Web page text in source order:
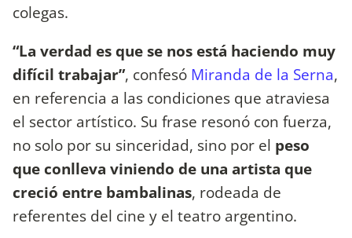
colegas.
“La verdad es que se nos está haciendo muy
difícil trabajar”, confesó Miranda de la Serna,
en referencia a las condiciones que atraviesa
el sector artístico. Su frase resonó con fuerza,
no solo por su sinceridad, sino por el peso
que conlleva viniendo de una artista que
creció entre bambalinas, rodeada de
referentes del cine y el teatro argentino.